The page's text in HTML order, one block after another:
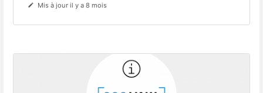
Mis à jour il y a 8 mois